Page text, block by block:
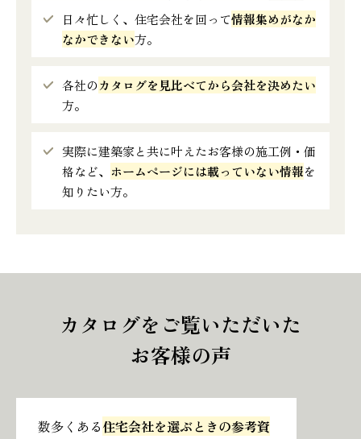
日々忙しく、住宅会社を回って情報集めがなか
なかできない方。
各社のカタログを見比べてから会社を決めたい
方。
実際に建築家と共に叶えたお客様の施工例・価
格など、 ホームページには載っていない情報を
知りたい方。
カタログをご覧いただいた
お客様の声
数多くある住宅会社を選ぶときの参考資